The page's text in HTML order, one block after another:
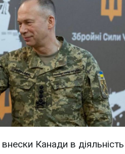
Канади в діяльність